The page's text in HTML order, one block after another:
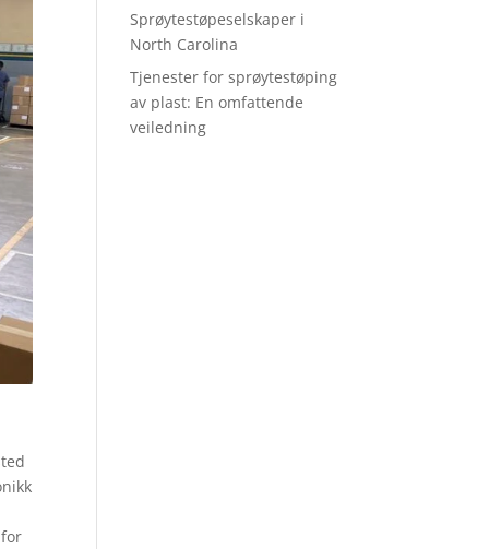
Sprøytestøpeselskaper i
North Carolina
Tjenester for sprøytestøping
av plast: En omfattende
veiledning